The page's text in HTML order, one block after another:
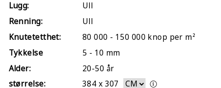
Lugg:
Ull
Renning:
Ull
Knutetetthet:
80 000 - 150 000 knop per m²
Tykkelse
5 - 10 mm
Alder:
20-50 år
størrelse:
384 x 307